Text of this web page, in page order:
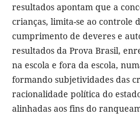
resultados apontam que a
crianças, limita-se ao controle
cumprimento de deveres e
resultados da Prova Brasil,
na escola e fora da escola,
formando subjetividades das
racionalidade política do
alinhadas aos fins do